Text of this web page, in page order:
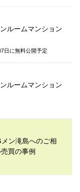
ルームマンション
日 に無料公開予定
ルームマンション
ン滝島へのご相
買の事例